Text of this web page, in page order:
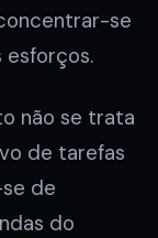
se
esforços.
não se trata
de tarefas
de
do